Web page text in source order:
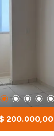
e
visita e venha